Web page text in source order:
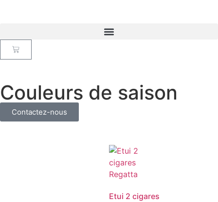
Couleurs de saison
Contactez-nous
Etui 2 cigares